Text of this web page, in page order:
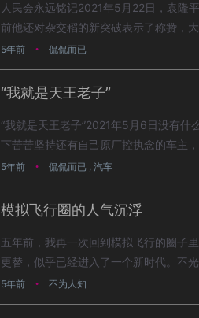
人民会永远铭记2021年5月22日，袁隆
前他还对杂交稻的新突破表示了称赞，
实令人...
5年前 • 侃侃而已
“我就是天王老子”
“我就是天王老子”2021年5月6日没有
下苦苦坚持还有自己原厂控执念的车主
每一辆光鲜...
5年前 • 侃侃而已 , 汽车
模拟飞行圈的人气沉浮
五年前，我再一次回到模拟飞行的圈子
更替，似乎已经进入了一个新时代。不
地的变化，你就知道...
5年前 • 不为人知